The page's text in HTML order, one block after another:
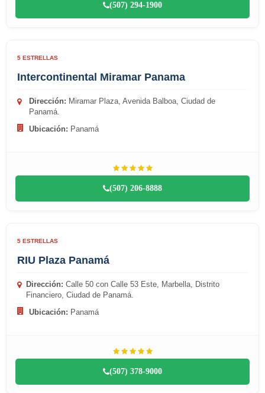
(507) 294-1900
5 ESTRELLAS
Intercontinental Miramar Panama
Dirección: Miramar Plaza, Avenida Balboa, Ciudad de
Panamá.
Ubicación: Panamá
(507) 206-8888
5 ESTRELLAS
RIU Plaza Panamá
Dirección: Calle 50 con Calle 53 Este, Marbella, Distrito
Financiero, Ciudad de Panamá.
Ubicación: Panamá
(507) 378-9000